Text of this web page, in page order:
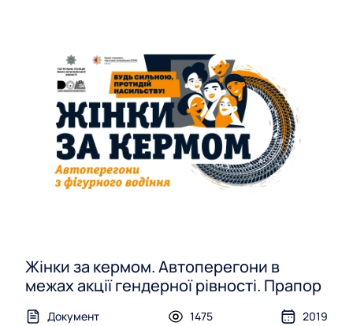
Жінки за кермом. Автоперегони в
межах акції гендерної рівності. Прапор
Документ 1475 2019